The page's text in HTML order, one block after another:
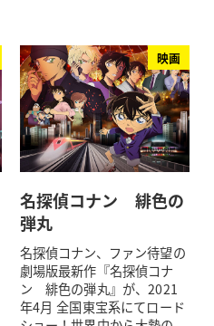
映画
名探偵コナン 緋色の
弾丸
名探偵コナン、ファン待望の
劇場版最新作『名探偵コナ
ン 緋色の弾丸』が、2021
年4月 全国東宝系にてロード